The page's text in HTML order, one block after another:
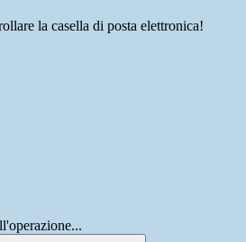
la casella di posta elettronica!